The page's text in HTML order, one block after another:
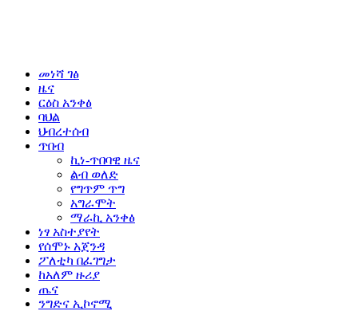
መነሻ ገፅ
ዜና
ርዕስ አንቀፅ
ባህል
ህብረተሰብ
ጥበብ
ኪነ-ጥበባዊ ዜና
ልብ ወለድ
የግጥም ጥግ
አግራሞት
ማራኪ አንቀፅ
ነፃ አስተያየት
የሰሞኑ አጀንዳ
ፖለቲካ በፈገግታ
ከአለም ዙሪያ
ጤና
ንግድና ኢኮኖሚ